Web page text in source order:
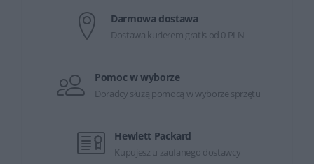
Darmowa dostawa
Dostawa kurierem gratis od 0 PLN
Pomoc w wyborze
Doradcy służą pomocą w wyborze sprzętu
Hewlett Packard
Kupujesz u zaufanego dostawcy